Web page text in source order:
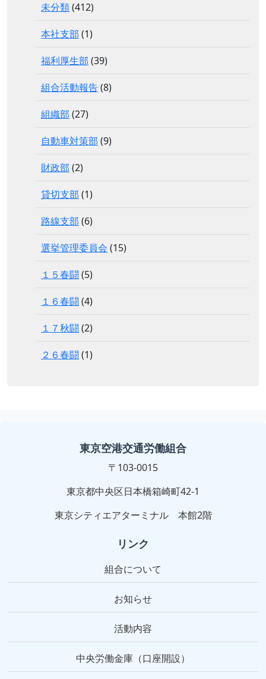
未分類(412)
本社支部 (1)
福利厚生部 (39)
組合活動報告(8)
組織部 (27)
自動車対策部 (9)
財政部 (2)
貸切支部 (1)
路線支部 (6)
選挙管理委員会 (15)
１５春闘 (5)
１６春闘 (4)
１７秋闘 (2)
２６春闘 (1)
東京空港交通労働組合
〒103-0015
東京都中央区日本橋箱崎町42-1
東京シティエアターミナル 本館2階
リンク
組合について
お知らせ
活動内容
中央労働金庫（口座開設）